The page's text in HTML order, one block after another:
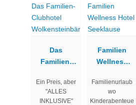
Das
Familien-
Wolkenstein
bär
Ein Preis, aber
"ALLES
INKLUSIVE"
Familien
Wellness
Seeklause
Familienurlaub
wo
Kinderabenteue